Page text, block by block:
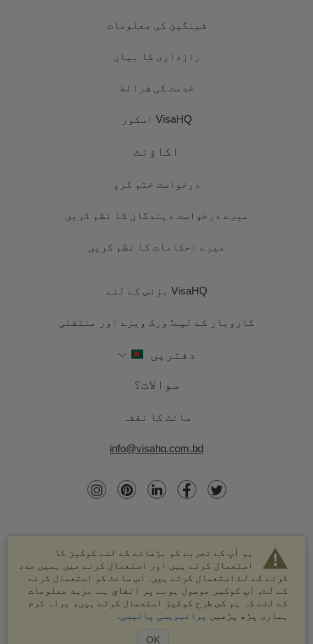
ہم آپ کے تجربے کو بڑھانے کے لئے کوکیز کا
استعمال کرتے ہیں اور استعمال کرنے میں ہمیں مدد
کرنے کے لۓ استعمال کرتے ہیں. اس سائٹ کو استعمال کرنے
کے لۓ، آپ کوکیز موصول ہونے پر اتفاق ہے. مزید معلومات
کے لئے کہ ہم کس طرح کوکیز استعمال کرتے ہیں، براہ کرم
ہماری پڑھ پڑھیں
پرائیویسی پالیسی
OK
شینگین کی معلومات
رازداری کا بیان
خدمت کی شرائط
VisaHQ اسکور
اکاؤنٹ
درخواست ختم کرو
میرے درخواست دہندگان کا نظم کریں
میرے احکامات کا نظم کریں
VisaHQ بزنس کے لئے
کاروبار کے لیے: ورک ویزے اور منتقلی
دفتریں
سوالات؟
سائٹ کا نقشہ
info@visahq.com.bd
© 2003-2026 VisaHQ.com، انک. تمام حقوق محفوظ ہیں۔
علامات ہیں۔